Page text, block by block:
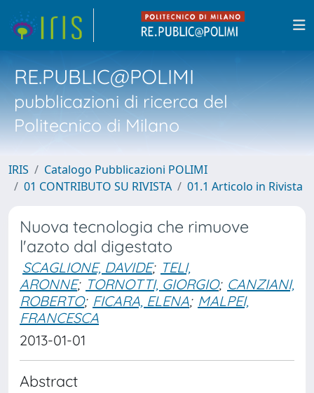
RE.PUBLIC@POLIMI
pubblicazioni di ricerca del
Politecnico di Milano
IRIS
Catalogo Pubblicazioni POLIMI
01 CONTRIBUTO SU RIVISTA
01.1 Articolo in Rivista
Nuova tecnologia che rimuove
l'azoto dal digestato
SCAGLIONE, DAVIDE; TELI,
ARONNE; TORNOTTI, GIORGIO; CANZIANI,
ROBERTO; FICARA, ELENA; MALPEI,
FRANCESCA
2013-01-01
Abstract